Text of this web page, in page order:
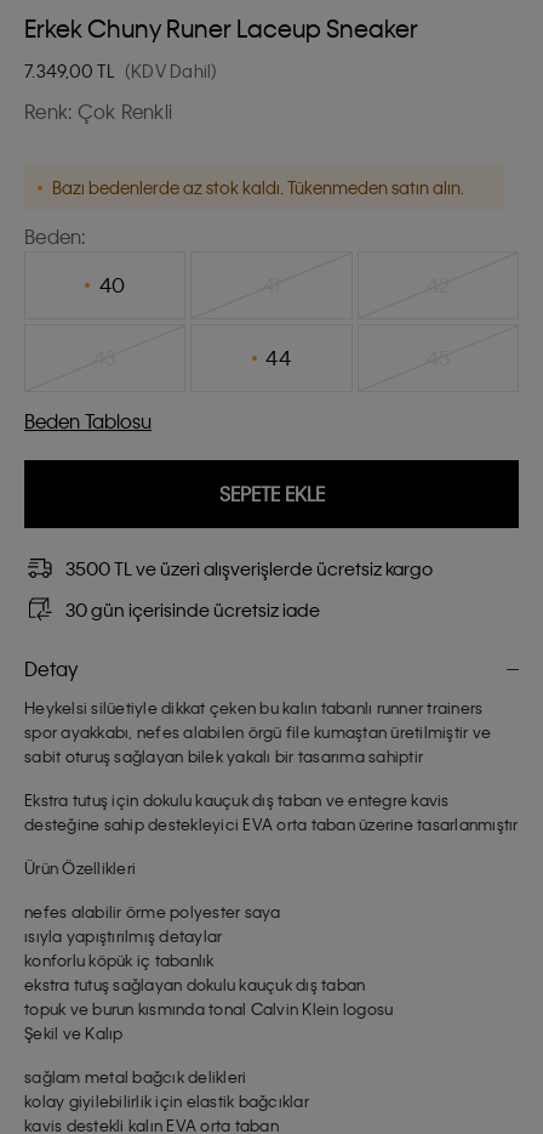
Erkek Chuny Runer Laceup Sneaker
7.349,00 TL (KDV Dahil)
Renk: Çok Renkli
Bazı bedenlerde az stok kaldı. Tükenmeden satın alın.
Beden:
40
44
Beden Tablosu
SEPETE EKLE
3500 TL ve üzeri alışverişlerde ücretsiz kargo
30 gün içerisinde ücretsiz iade
Detay
Heykelsi silüetiyle dikkat çeken bu kalın tabanlı runner trainers
spor ayakkabı, nefes alabilen örgü file kumaştan üretilmiştir ve
sabit oturuş sağlayan bilek yakalı bir tasarıma sahiptir
Ekstra tutuş için dokulu kauçuk dış taban ve entegre kavis
desteğine sahip destekleyici EVA orta taban üzerine tasarlanmıştır
Ürün Özellikleri
nefes alabilir örme polyester saya
ısıyla yapıştırılmış detaylar
konforlu köpük iç tabanlık
ekstra tutuş sağlayan dokulu kauçuk dış taban
topuk ve burun kısmında tonal Calvin Klein logosu
Şekil ve Kalıp
sağlam metal bağcık delikleri
kolay giyilebilirlik için elastik bağcıklar
kavis destekli kalın EVA orta taban